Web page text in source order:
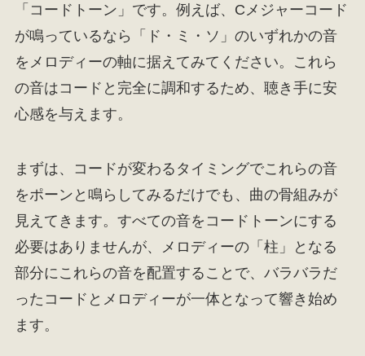
「コードトーン」です。例えば、Cメジャーコード
が鳴っているなら「ド・ミ・ソ」のいずれかの音
をメロディーの軸に据えてみてください。これら
の音はコードと完全に調和するため、聴き手に安
心感を与えます。
まずは、コードが変わるタイミングでこれらの音
をポーンと鳴らしてみるだけでも、曲の骨組みが
見えてきます。すべての音をコードトーンにする
必要はありませんが、メロディーの「柱」となる
部分にこれらの音を配置することで、バラバラだ
ったコードとメロディーが一体となって響き始め
ます。